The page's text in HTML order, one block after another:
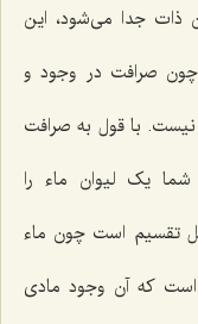
ذات جدا مى‌شود، این
صرافت در وجود و
با قول به صرافت
یک لیوان ماء را
تقسیم است چون ماء
که آن وجود مادى